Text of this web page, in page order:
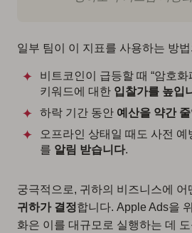
일부 팀이 이 지표를 사용하는 방
비트코인이 급등할 때 “암호
키워드에 대한 입찰가를 높입
하락 기간 동안 예산을 약간
오프라인 상태일 때도 사전
를 알림 받습니다.
궁극적으로, 귀하의 비즈니스에 어
귀하가 결정합니다. Apple Ads을
화은 이를 대규모로 실행하는 데